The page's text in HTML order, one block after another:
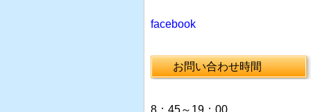
facebook
お問い合わせ時間
8：45～19：00